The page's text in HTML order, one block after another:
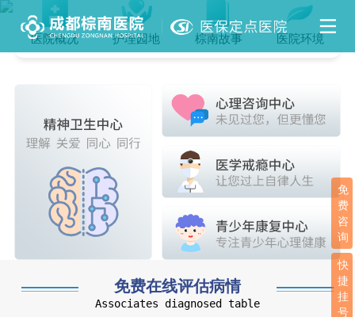
医院概况 护理园地 棕南故事 医院环境
免费在线评估病情
Associates diagnosed table
免
费
咨
询
快
捷
挂
号